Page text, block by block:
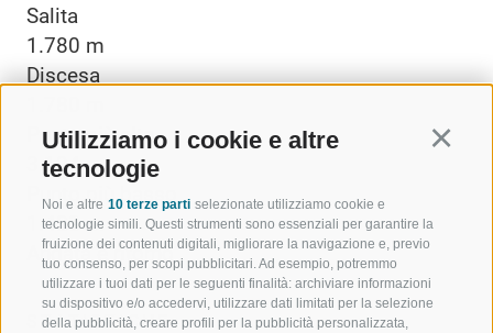
Utilizziamo i cookie e altre
tecnologie
Noi e altre 10 terze parti selezionate utilizziamo cookie e
tecnologie simili. Questi strumenti sono essenziali per garantire la
fruizione dei contenuti digitali, migliorare la navigazione e, previo
tuo consenso, per scopi pubblicitari. Ad esempio, potremmo
utilizzare i tuoi dati per le seguenti finalità: archiviare informazioni
su dispositivo e/o accedervi, utilizzare dati limitati per la selezione
della pubblicità, creare profili per la pubblicità personalizzata,
Salita
1.780 m
Discesa
Punto più alto
3.194 m
Punto più basso
1.428 m
Andata e ritorno
STATISTICHE